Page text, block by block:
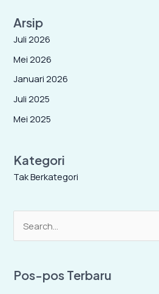
Arsip
Juli 2026
Mei 2026
Januari 2026
Juli 2025
Mei 2025
Kategori
Tak Berkategori
iPos-pos Terbaru